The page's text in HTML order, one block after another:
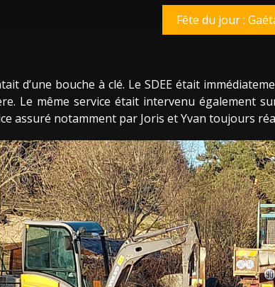
Fête du jour :
d’une bouche à clé. Le SDEE était
Le même service était intervenu également
assuré notamment par Joris et Yvan toujours